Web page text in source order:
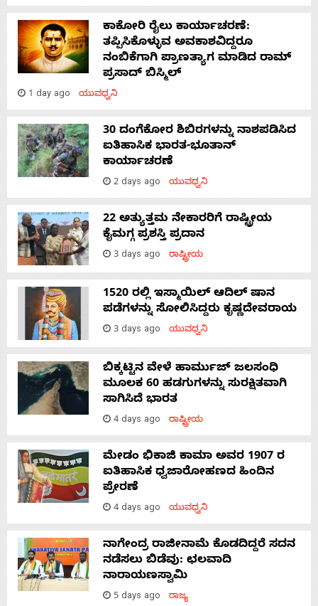
ಕಾಕೋರಿ ರೈಲು ಕಾರ್ಯಾಚರಣೆ:
ತಪ್ಪಿಸಿಕೊಳ್ಳುವ ಅವಕಾಶವಿದ್ದರೂ
ನಂಬಿಕೆಗಾಗಿ ಪ್ರಾಣತ್ಯಾಗ ಮಾಡಿದ ರಾಮ್
ಪ್ರಸಾದ್ ಬಿಸ್ಮಿಲ್
1 day ago ಯುವಧ್ವನಿ
30 ದಂಗೆಕೋರ ಶಿಬಿರಗಳನ್ನು ನಾಶಪಡಿಸಿದ
ಐತಿಹಾಸಿಕ ಭಾರತ-ಭೂತಾನ್
ಕಾರ್ಯಾಚರಣೆ
2 days ago ಯುವಧ್ವನಿ
22 ಅತ್ಯುತ್ತಮ ನೇಕಾರರಿಗೆ ರಾಷ್ಟ್ರೀಯ
ಕೈಮಗ್ಗ ಪ್ರಶಸ್ತಿ ಪ್ರದಾನ
3 days ago ರಾಷ್ಟ್ರೀಯ
1520 ರಲ್ಲಿ ಇಸ್ಮಾಯಿಲ್ ಆದಿಲ್ ಷಾನ
ಪಡೆಗಳನ್ನು ಸೋಲಿಸಿದ್ದರು ಕೃಷ್ಣದೇವರಾಯ
3 days ago ಯುವಧ್ವನಿ
ಬಿಕ್ಕಟ್ಟಿನ ವೇಳೆ ಹಾರ್ಮುಜ್ ಜಲಸಂಧಿ
ಮೂಲಕ 60 ಹಡಗುಗಳನ್ನು ಸುರಕ್ಷಿತವಾಗಿ
ಸಾಗಿಸಿದೆ ಭಾರತ
4 days ago ರಾಷ್ಟ್ರೀಯ
ಮೇಡಂ ಭಿಕಾಜಿ ಕಾಮಾ ಅವರ 1907 ರ
ಐತಿಹಾಸಿಕ ಧ್ವಜಾರೋಹಣದ ಹಿಂದಿನ
ಪ್ರೇರಣೆ
4 days ago ಯುವಧ್ವನಿ
ನಾಗೇಂದ್ರ ರಾಜೀನಾಮೆ ಕೊಡದಿದ್ದರೆ ಸದನ
ನಡೆಸಲು ಬಿಡೆವು: ಛಲವಾದಿ
ನಾರಾಯಣಸ್ವಾಮಿ
5 days ago ರಾಜ್ಯ